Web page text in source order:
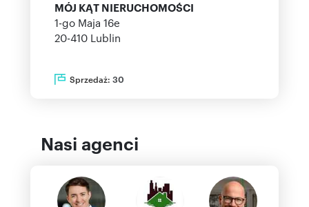
MÓJ KĄT NIERUCHOMOŚCI
1-go Maja 16e
20-410 Lublin
Sprzedaż: 30
Nasi agenci